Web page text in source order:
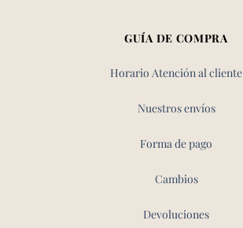
GUÍA DE COMPRA
Horario Atención al cliente
Nuestros envíos
Forma de pago
Cambios
Devoluciones